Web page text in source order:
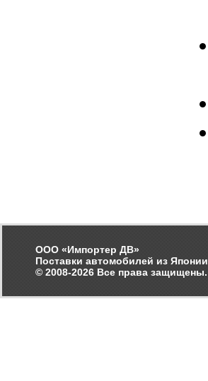
ООО «Импортер ДВ»
Поставки автомобилей из Японии
© 2008-2026 Все права защищены.